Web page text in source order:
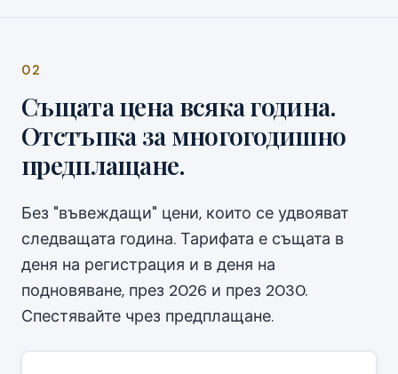
02
Същата цена всяка година.
Отстъпка за многогодишно
предплащане.
Без "въвеждащи" цени, които се удвояват
следващата година. Тарифата е същата в
деня на регистрация и в деня на
подновяване, през 2026 и през 2030.
Спестявайте чрез предплащане.